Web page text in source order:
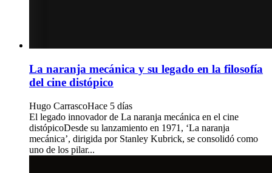
La naranja mecánica y su legado en la filosofía
del cine distópico
Hugo CarrascoHace 5 días
El legado innovador de La naranja mecánica en el cine
distópicoDesde su lanzamiento en 1971, ‘La naranja
mecánica’, dirigida por Stanley Kubrick, se consolidó como
uno de los pilar...